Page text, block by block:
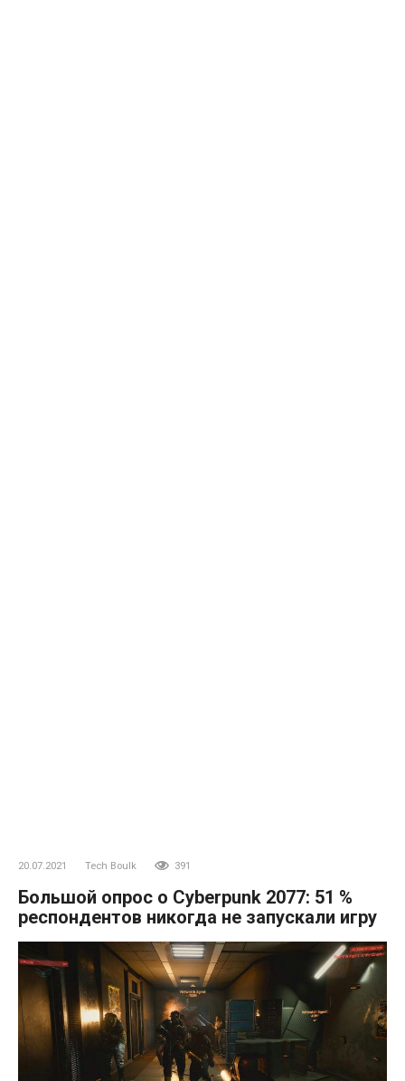
20.07.2021 Tech Boulk 391
Большой опрос о Cyberpunk 2077: 51 %
респондентов никогда не запускали игру